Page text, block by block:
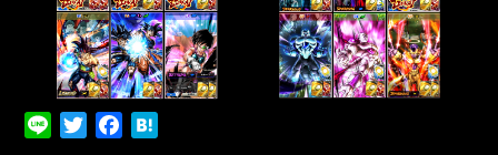
チームランキング(最新2件)